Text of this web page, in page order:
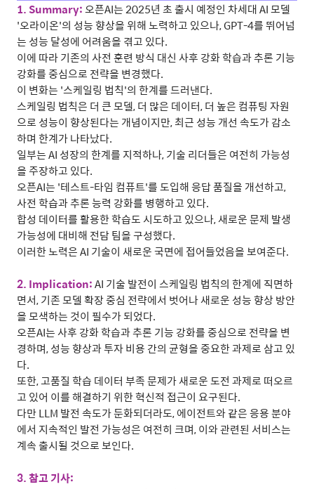
1. Summary:오픈AI는2025년 초 출시 예정인 차세대AI모델
'오라이온'의 성능 향상을 위해 노력하고 있으나, GPT-4를 뛰어넘
는 성능 달성에 어려움을 겪고 있다.
이에 따라 기존의 사전 훈련 방식 대신 사후 강화 학습과 추론 기능
강화를 중심으로 전략을 변경했다.
이 변화는 '스케일링 법칙'의 한계를 드러낸다.
스케일링 법칙은 더 큰 모델,더 많은 데이터,더 높은 컴퓨팅 자원
으로 성능이 향상된다는 개념이지만,최근 성능 개선 속도가 감소
하며 한계가 나타났다.
일부는AI 성장의 한계를 지적하나,기술 리더들은 여전히 가능성
을 주장하고 있다.
오픈AI는 '테스트-타임 컴퓨트'를 도입해 응답 품질을 개선하고,
사전 학습과 추론 능력 강화를 병행하고 있다.
합성 데이터를 활용한 학습도 시도하고 있으나,새로운 문제 발생
가능성에 대비해 전담 팀을 구성했다.
이러한 노력은AI 기술이 새로운 국면에 접어들었음을 보여준다.
2. Implication:AI 기술 발전이 스케일링 법칙의 한계에 직면하
면서,기존 모델 확장 중심 전략에서 벗어나 새로운 성능 향상 방안
을 모색하는 것이 필수가 되었다.
오픈AI는 사후 강화 학습과 추론 기능 강화를 중심으로 전략을 변
경하며,성능 향상과 투자 비용 간의 균형을 중요한 과제로 삼고 있
다.
또한,고품질 학습 데이터 부족 문제가 새로운 도전 과제로 떠오르
고 있어 이를 해결하기 위한 혁신적 접근이 요구된다.
다만LLM 발전 속도가 둔화되더라도,에이전트와 같은 응용 분야
에서 지속적인 발전 가능성은 여전히 크며,이와 관련된 서비스는
계속 출시될 것으로 보인다.
3.참고 기사: